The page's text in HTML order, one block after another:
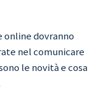
online dovranno
nel comunicare
le novità e cosa